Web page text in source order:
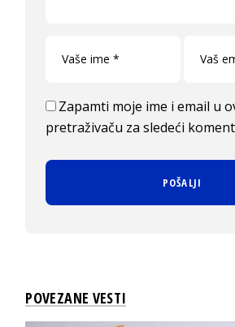
Zapamti moje ime i email u
pretraživaču za sledeći
POVEZANE VESTI